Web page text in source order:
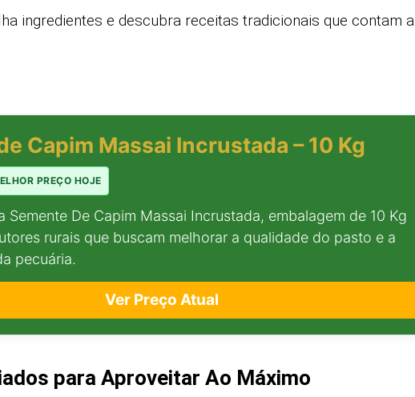
ingredientes e descubra receitas tradicionais que contam a
Capim Massai Incrustada – 10 Kg
PREÇO HOJE
Semente De Capim Massai Incrustada, embalagem de 10 Kg
rurais que buscam melhorar a qualidade do pasto e a
pecuária.
Ver Preço Atual
para Aproveitar Ao Máximo